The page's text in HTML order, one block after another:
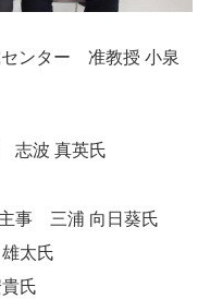
センター 准教授 小泉
志波 真英氏
事 三浦 向日葵氏
太氏
氏